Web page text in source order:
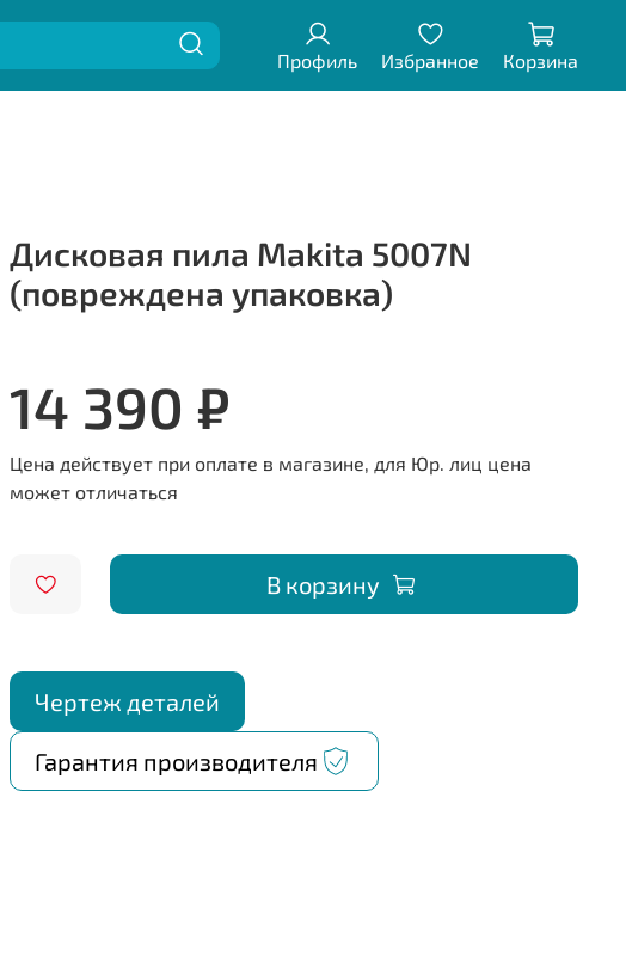
Профиль Избранное Корзина
Дисковая пила Makita 5007N
(повреждена упаковка)
14 390 ₽
В корзину
Чертеж деталей
Гарантия производителя